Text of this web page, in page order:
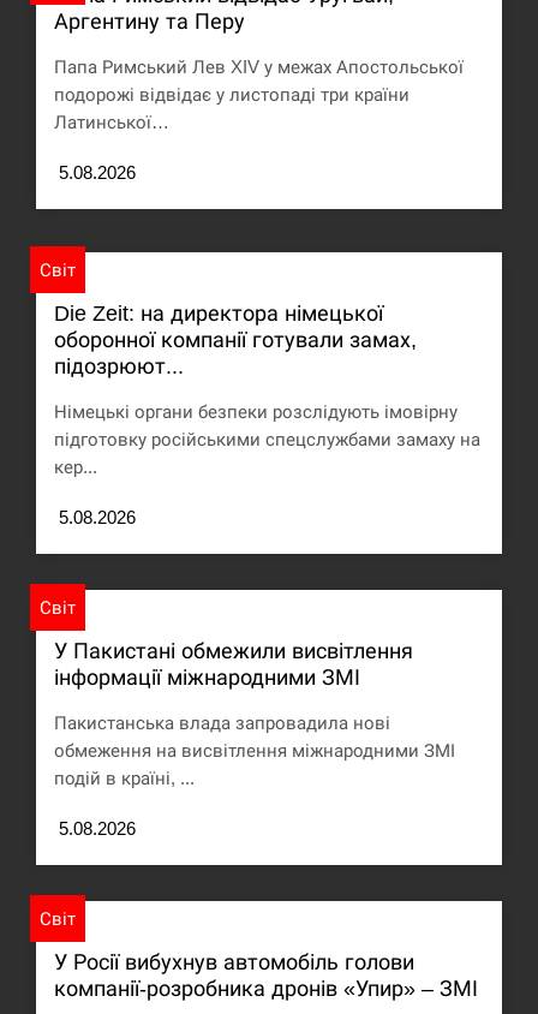
США обсуждают лицензии на Patriot для
Украины, несмотря на сомнения…
СЕРПЕНЬ
12:40
Латвія готова направити до 20 військових для
СЕРПЕНЬ
12:23
Силы обороны поразили российскую
переправу, склады и другие важные объекты…
У США зафіксували рекордний спалах
циклоспорозу, захворіли понад 10 тисяч…
СЕРПЕНЬ
Под огнем “Эпицентр”, ROZETKA и “Новая
СЕРПЕНЬ
11:40
У зоопарку Токіо через спеку загинули три
СЕРПЕНЬ
11:23
Аргентину та Перу
Папа Римський Лев XIV у межах Апостольської
подорожі відвідає у листопаді три країни
Латинської…
5.08.2026
Світ
Die Zeit: на директора німецької
оборонної компанії готували замах,
підозрюют...
Німецькі органи безпеки розслідують імовірну
підготовку російськими спецслужбами замаху на
кер...
5.08.2026
Світ
У Пакистані обмежили висвітлення
інформації міжнародними ЗМІ
Пакистанська влада запровадила нові
обмеження на висвітлення міжнародними ЗМІ
подій в країні, ...
5.08.2026
Світ
У Росії вибухнув автомобіль голови
компанії-розробника дронів «Упир» – ЗМІ